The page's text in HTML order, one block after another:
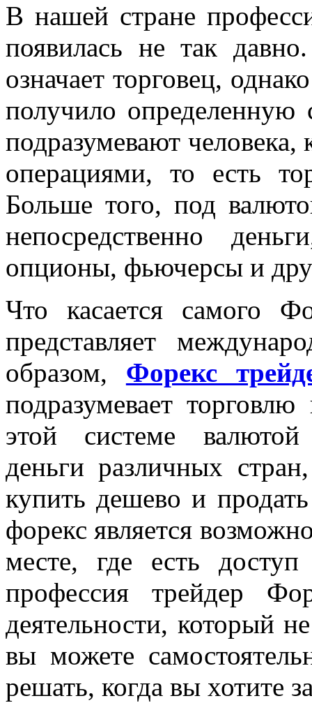
В нашей стране
появилась не так
означает торговец,
получило определенную
подразумевают
операциями, то есть
Больше того, под
непосредственно
опционы, фьючерсы и
Что касается самого
представляет
образом, Форекс
подразумевает
этой системе валютой
деньги различных
купить дешево и
форекс является
месте, где есть
профессия трейдер
деятельности, который
вы можете
решать, когда вы хотите